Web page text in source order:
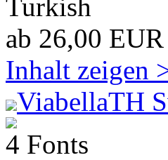
Turkish
ab 26,00 EUR
Inhalt zeigen
ViabellaTH
4 Fonts